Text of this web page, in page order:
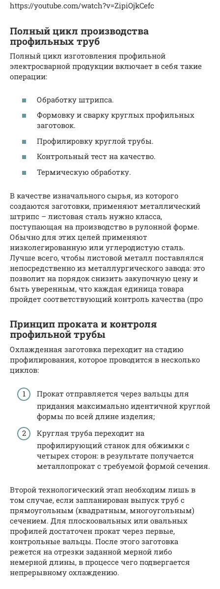
https://youtube.com/watch?v=ZipiOjkCefc
Полный цикл производства
профильных труб
Полный цикл изготовления профильной
электросварной продукции включает в себя такие
операции:
Обработку штрипса.
Формовку и сварку круглых профильных
заготовок.
Профилировку круглой трубы.
Контрольный тест на качество.
Термическую обработку.
В качестве изначального сырья, из которого
создаются заготовки, применяют металлический
штрипс – листовая сталь нужно класса,
поступающая на производство в рулонной форме.
Обычно для этих целей применяют
низколегированную или углеродистую сталь.
Лучше всего, чтобы листовой металл поставлялся
непосредственно из металлургического завода: это
позволит на порядок снизить закупочную цену и
быть уверенным, что каждая единица товара
пройдет соответствующий контроль качества (про
Принцип проката и контроля
профильной трубы
Охлажденная заготовка переходит на стадию
профилирования, которое проводится в несколько
циклов:
Прокат отправляется через вальцы для
придания максимально идентичной круглой
формы по всей длине изделия;
Круглая труба переходит на
профилирующий станок для обжимки с
четырех сторон: в результате получается
металлопрокат с требуемой формой сечения.
Второй технологический этап необходим лишь в
том случае, если запланирован выпуск труб с
прямоугольным (квадратным, многоугольным)
сечением. Для плоскоовальных или овальных
профилей достаточен прокат через первые,
контрольные вальцы. После этого заготовка
режется на отрезки заданной мерной либо
немерной длины, в процессе чего подвергается
непрерывному охлаждению.